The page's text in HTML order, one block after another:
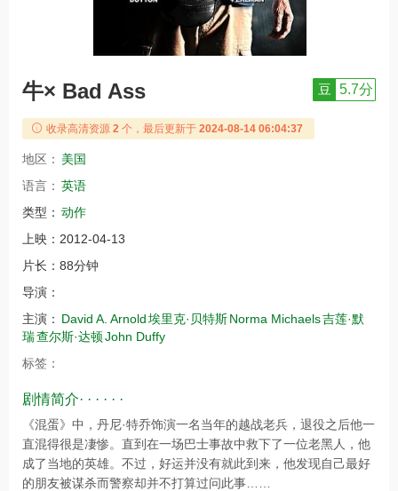
牛× Bad Ass 豆 5.7分
收录高清资源 2 个，最后更新于 2024-08-14 06:04:37
地区： 美国
语言： 英语
类型： 动作
上映： 2012-04-13
片长： 88分钟
导演：
主演： David A. Arnold埃里克·贝特斯Norma Michaels吉莲·默
瑞查尔斯·达顿John Duffy
标签：
剧情简介· · · · · ·
《混蛋》中，丹尼·特乔饰演一名当年的越战老兵，退役之后他一
直混得很是凄惨。直到在一场巴士事故中救下了一位老黑人，他
成了当地的英雄。不过，好运并没有就此到来，他发现自己最好
的朋友被谋杀而警察却并不打算过问此事……